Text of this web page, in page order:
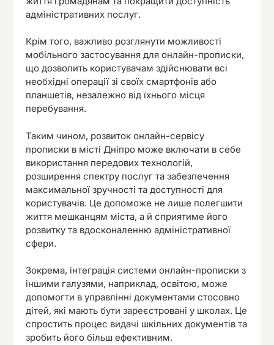
адміністративних послуг.
Крім того, важливо розглянути можливості
мобільного застосування для онлайн-прописки,
що дозволить користувачам здійснювати всі
необхідні операції зі своїх смартфонів або
планшетів, незалежно від їхнього місця
перебування.
Таким чином, розвиток онлайн-сервісу
прописки в місті Дніпро може включати в себе
використання передових технологій,
розширення спектру послуг та забезпечення
максимальної зручності та доступності для
користувачів. Це допоможе не лише полегшити
життя мешканцям міста, а й сприятиме його
розвитку та вдосконаленню адміністративної
сфери.
Зокрема, інтеграція системи онлайн-прописки з
іншими галузями, наприклад, освітою, може
допомогти в управлінні документами стосовно
дітей, які мають бути зареєстровані у школах. Це
спростить процес видачі шкільних документів та
зробить його більш ефективним.